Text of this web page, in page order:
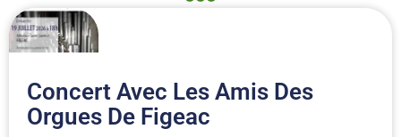
Concert Avec Les Amis Des
Orgues De Figeac